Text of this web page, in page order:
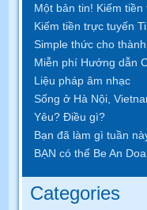
Một bản tin! Kiếm
Kiếm tiền trực tuyến
Simple thức cho
Miễn phí Hướng dẫn
Liệu pháp âm nhạc
Sống ở Hà Nội,
Yêu? Điều gì?
Bạn đã làm gì tuần
BẠN có thể Be An
Categories